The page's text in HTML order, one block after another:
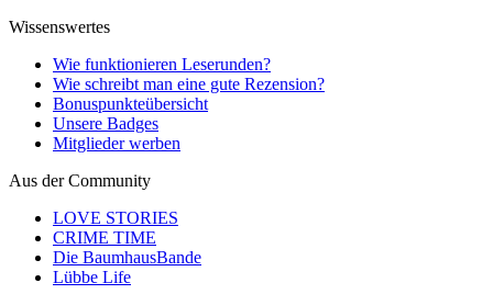
Wissenswertes
Wie funktionieren Leserunden?
Wie schreibt man eine gute Rezension?
Bonuspunkteübersicht
Unsere Badges
Mitglieder werben
Aus der Community
LOVE STORIES
CRIME TIME
Die BaumhausBande
Lübbe Life